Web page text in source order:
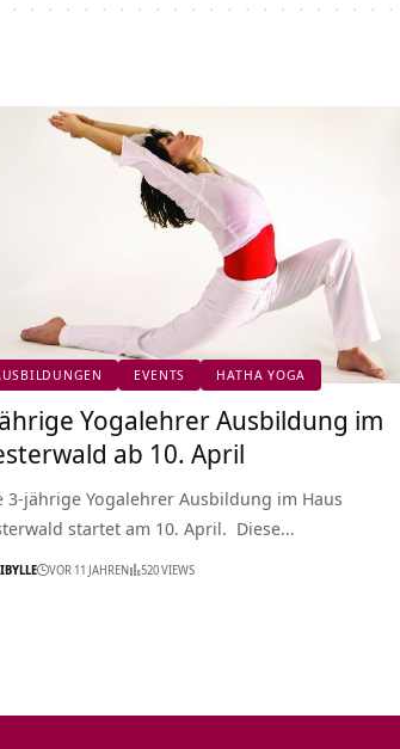
EVENTS HATHA YOGA
Yogalehrer Ausbildung im
ab 10. April
3-jährige Yogalehrer Ausbildung im Haus
startet am 10. April. Diese…
VOR 11 JAHREN 520 VIEWS